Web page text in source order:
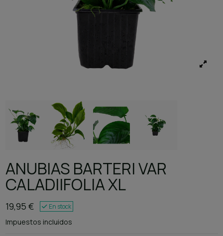
ANUBIAS BARTERI VAR
CALADIIFOLIA XL
19,95 € En stock
Impuestos incluidos